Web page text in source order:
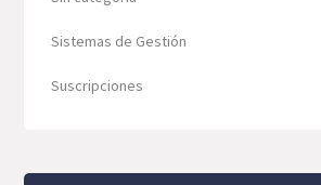
Sistemas de Gestión
Suscripciones